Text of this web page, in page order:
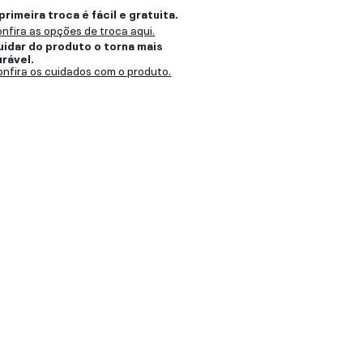
troca é fácil e gratuita.
as opções de troca aqui.
do produto o torna mais
os cuidados com o produto.